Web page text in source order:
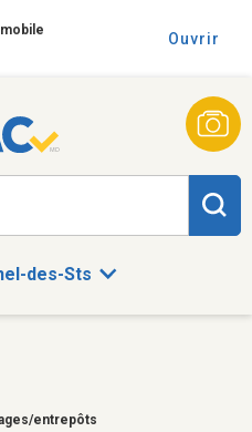
Ouvrir
des-Sts
entrepôts